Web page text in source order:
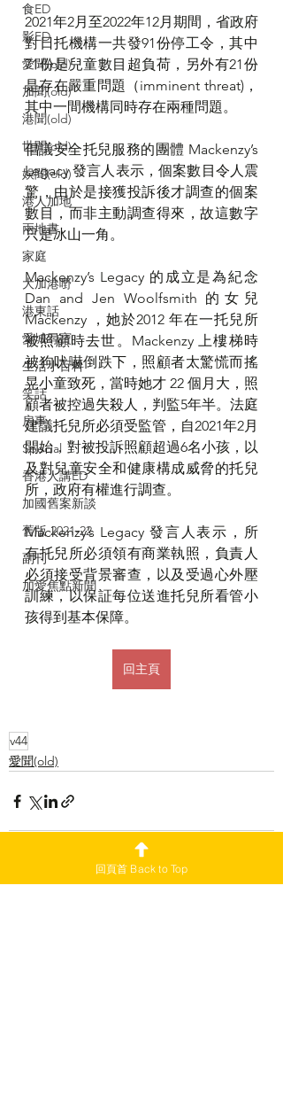
食ED
影ED
愛聞(old)
加聞(old)
港聞(old)
世聞(old)
娛聞(old)
港人加地
兩地書
家庭
大加港嘢
港東話
愛城尋寶
生活小百科
笑話
房事
Special
香港人講ED
加國舊案新談
舊版 2021-22
副刊
加愛焦點新聞
2021年2月至2022年12月期間，省政府
對日托機構一共發91份停工令，其中
71份是兒童數目超負荷，另外有21份
是存在嚴重問題（imminent threat)，
其中一間機構同時存在兩種問題。
倡議安全托兒服務的團體 Mackenzy’s
Legacy 發言人表示，個案數目令人震
驚，由於是接獲投訴後才調查的個案
數目，而非主動調查得來，故這數字
只是冰山一角。
Mackenzy’s Legacy 的成立是為紀念
Dan and Jen Woolfsmith 的女兒
Mackenzy ，她於2012 年在一托兒所
被照顧時去世。Mackenzy 上樓梯時
被狗吠嚇倒跌下，照顧者太驚慌而搖
晃小童致死，當時她才 22 個月大，照
顧者被控過失殺人，判監5年半。法庭
建議托兒所必須受監管，自2021年2月
開始，對被投訴照顧超過6名小孩，以
及對兒童安全和健康構成威脅的托兒
所，政府有權進行調查。
Mackenzy’s Legacy 發言人表示，所
有托兒所必須領有商業執照，負責人
必須接受背景審查，以及受過心外壓
訓練，以保証每位送進托兒所看管小
孩得到基本保障。
回主頁
v44
愛聞(old)
回頁首 Back to Top